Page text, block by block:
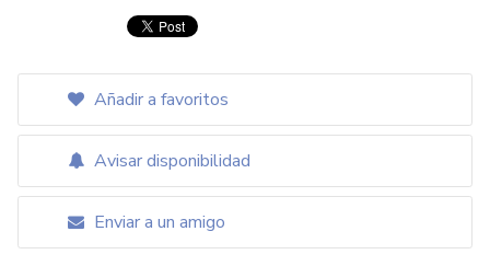
Añadir a favoritos
Avisar disponibilidad
Enviar a un amigo